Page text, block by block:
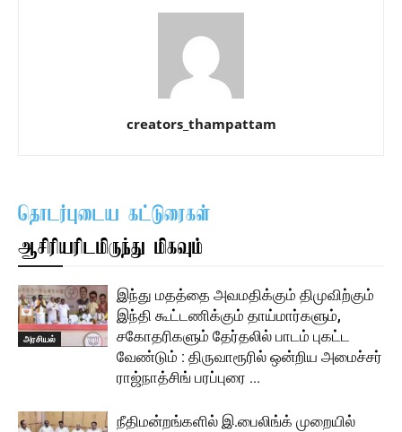
creators_thampattam
தொடர்புடைய கட்டுரைகள்
ஆசிரியரிடமிருந்து மிகவும்
அரசியல்
இந்து மதத்தை அவமதிக்கும் திமுவிற்கும்
இந்தி கூட்டணிக்கும் தாய்மார்களும்,
சகோதரிகளும் தேர்தலில் பாடம் புகட்ட
வேண்டும் : திருவாரூரில் ஒன்றிய அமைச்சர்
ராஜ்நாத்சிங் பரப்புரை …
நீதிமன்றங்களில் இ.பைலிங்க் முறையில்